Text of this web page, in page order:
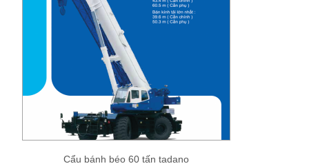
Cẩu bánh béo 60 tấn tadano